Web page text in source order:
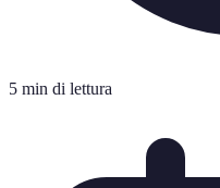
5 min di lettura